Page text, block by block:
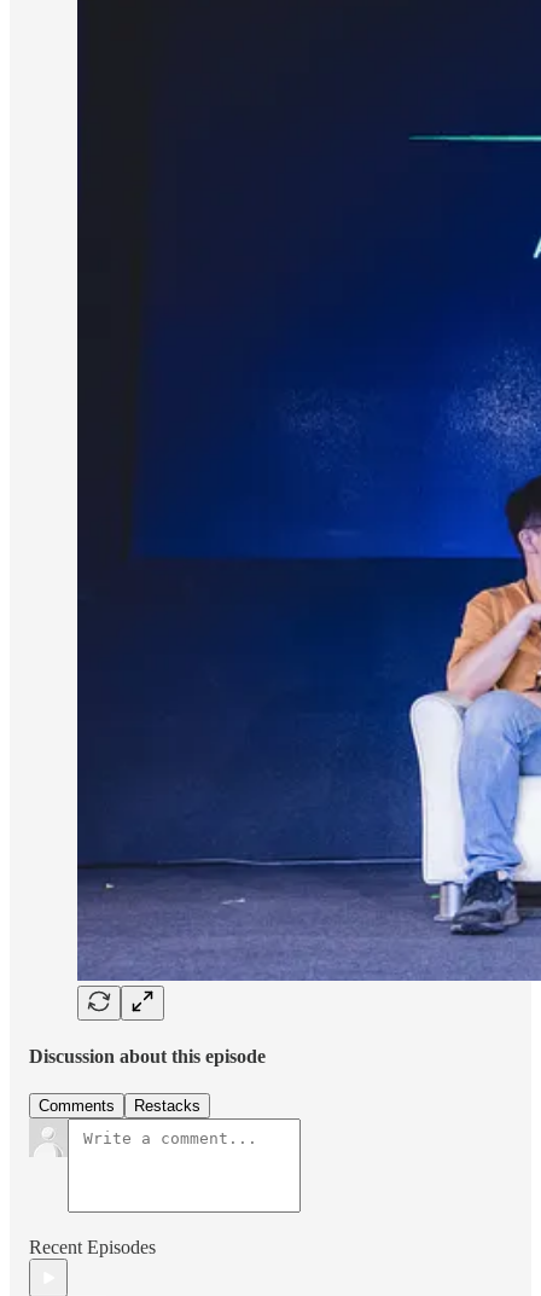
Discussion about this episode
Comments Restacks
Recent Episodes